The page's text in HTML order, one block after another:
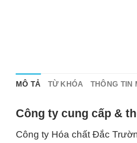
MÔ TẢ TỪ KHÓA THÔNG TIN
Công ty cung cấp &
Công ty Hóa chất Đắc